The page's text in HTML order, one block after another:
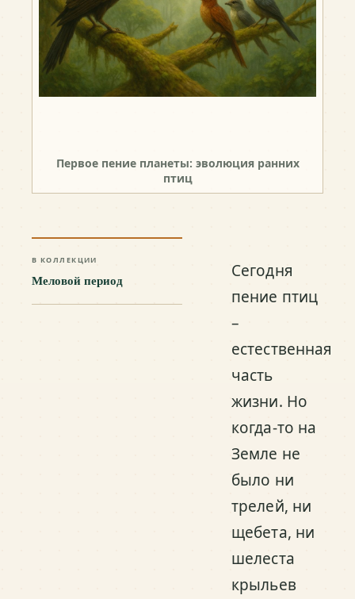
Первое пение планеты: эволюция ранних
птиц
В КОЛЛЕКЦИИ
Меловой период
Сегодня
пение птиц
–
естественная
часть
жизни. Но
когда-то на
Земле не
было ни
трелей, ни
щебета, ни
шелеста
крыльев